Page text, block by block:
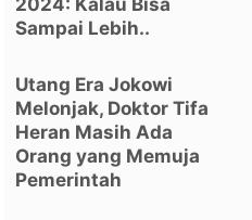
2024: Kalau Bisa
Sampai Lebih..
Utang Era Jokowi
Melonjak, Doktor Tifa
Heran Masih Ada
Orang yang Memuja
Pemerintah